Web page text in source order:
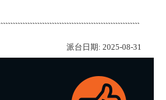
派台日期: 2025-08-31